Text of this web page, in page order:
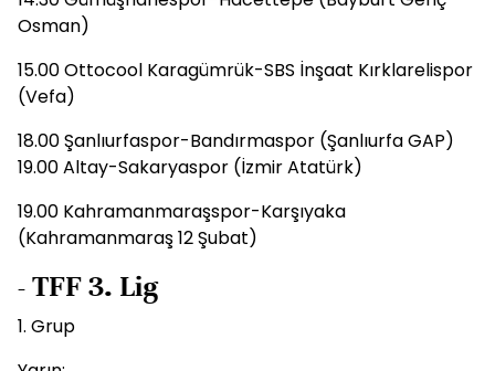
Osman)
15.00 Ottocool Karagümrük-SBS İnşaat Kırklarelispor
(Vefa)
18.00 Şanlıurfaspor-Bandırmaspor (Şanlıurfa GAP)
19.00 Altay-Sakaryaspor (İzmir Atatürk)
19.00 Kahramanmaraşspor-Karşıyaka
(Kahramanmaraş 12 Şubat)
- TFF 3. Lig
1. Grup